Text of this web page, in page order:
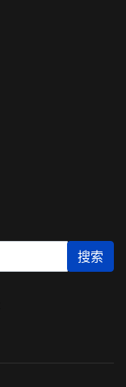
搜索